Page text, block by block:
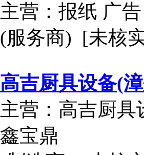
主营：报纸 广告
(服务商) [未核
高吉厨具设备(
主营：高吉厨
鑫宝鼎